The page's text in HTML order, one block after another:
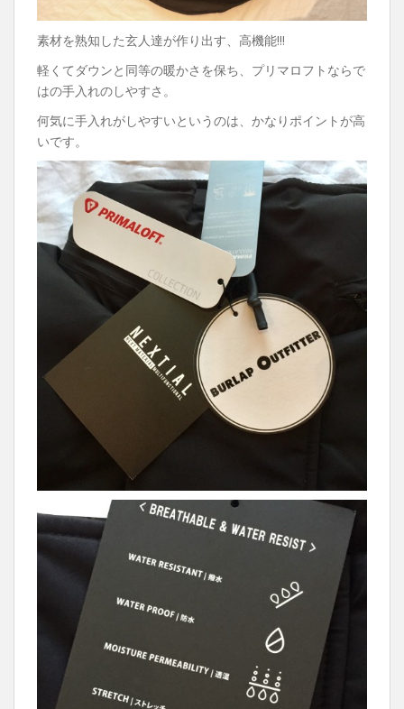
素材を熟知した玄人達が作り出す、高機能!!!
軽くてダウンと同等の暖かさを保ち、プリマロフトならで
はの手入れのしやすさ。
何気に手入れがしやすいというのは、かなりポイントが高
いです。